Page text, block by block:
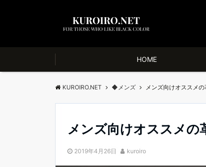
HOME
KUROIRO.NET ◆メンズ メンズ向けオススメ
メンズ向けオススメの
2019年4月26日 kuroiro